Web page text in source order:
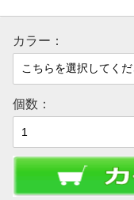
カラー：
個数：